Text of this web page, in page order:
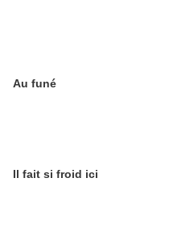
Au funé
Il fait si froid ici